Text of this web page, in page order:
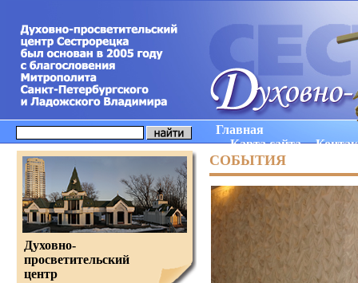
Главная
Карта сайта
СОБЫТИЯ
Духовно-
просветительский
центр